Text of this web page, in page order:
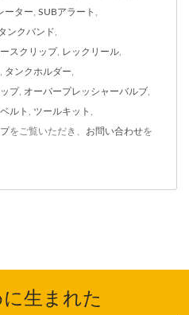
ーター SUBアラート
ンクバンド
スクリップ レックリール
タンクホルダー
プ オーバープレッシャーバルブ
ルト ツールキット
をご覧いただき、 お問い合わせを
生まれた